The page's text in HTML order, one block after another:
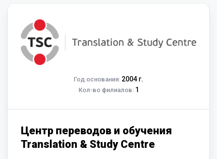
Год основания: 2004 г.
Кол-во филиалов:1
Центр переводов и обучения
Translation & Study Centre